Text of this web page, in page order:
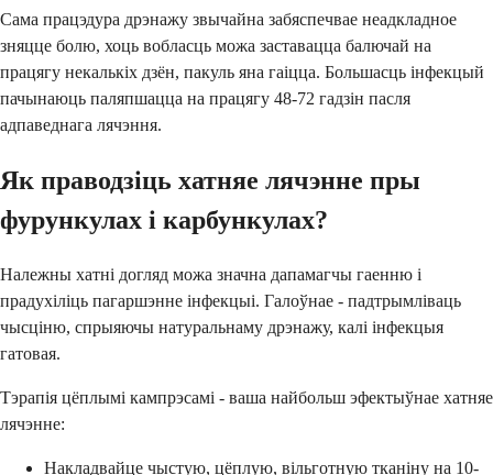
Сама працэдура дрэнажу звычайна забяспечвае неадкладное
зняцце болю, хоць вобласць можа заставацца балючай на
працягу некалькіх дзён, пакуль яна гаіцца. Большасць інфекцый
пачынаюць паляпшацца на працягу 48-72 гадзін пасля
адпаведнага лячэння.
Як праводзіць хатняе лячэнне пры
фурункулах і карбункулах?
Належны хатні догляд можа значна дапамагчы гаенню і
прадухіліць пагаршэнне інфекцыі. Галоўнае - падтрымліваць
чысціню, спрыяючы натуральнаму дрэнажу, калі інфекцыя
гатовая.
Тэрапія цёплымі кампрэсамі - ваша найбольш эфектыўнае хатняе
лячэнне:
Накладвайце чыстую, цёплую, вільготную тканіну на 10-